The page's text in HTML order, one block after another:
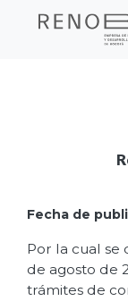
Sitio
Fecha de
Por la cual se
de agosto de
trámites de